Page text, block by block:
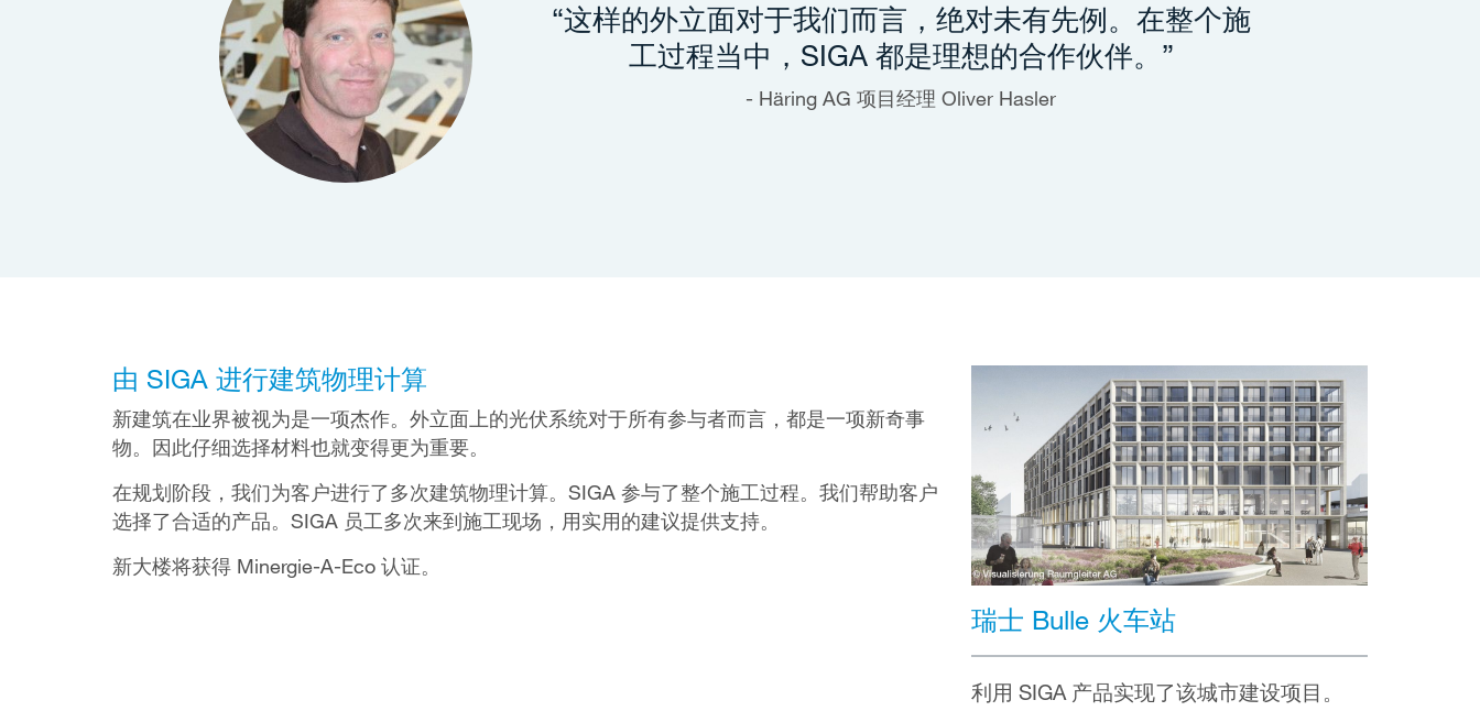
“这样的外立面对于我们而言，绝对未有先例。在整个施
工过程当中，SIGA 都是理想的合作伙伴。”
Häring AG 项目经理 Oliver Hasler
由 SIGA 进行建筑物理计算
新建筑在业界被视为是一项杰作。外立面上的光伏系统对于所有参与者而言，都是一项新奇事
物。因此仔细选择材料也就变得更为重要。
在规划阶段，我们为客户进行了多次建筑物理计算。SIGA 参与了整个施工过程。我们帮助客户
选择了合适的产品。SIGA 员工多次来到施工现场，用实用的建议提供支持。
新大楼将获得 Minergie-A-Eco 认证。
瑞士 Bulle 火车站
利用 SIGA 产品实现了该城市建设项目。